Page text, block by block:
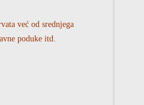
već od srednjega
poduke itd.